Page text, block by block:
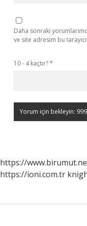
Daha sonraki
ve site adresim bu
10 - 4 kaçtır?*
https://
https://ioni.com.tr